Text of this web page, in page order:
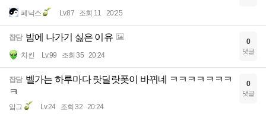
페닉스 Lv.87 조회 11 20:25
잡담 밤에 나가기 싫은 이유
치킨 Lv.99 조회 35 20:24
0
댓글
잡담 벨가는 하루마다 랏딜랏폿이 바뀌네 ㅋㅋㅋㅋㅋㅋㅋ
ㅋ
앜그 Lv.24 조회 32 20:24
0
댓글